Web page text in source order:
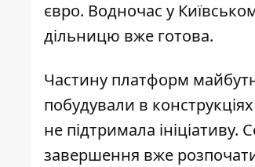
євро. Водночас у
дільницю вже готова.
Частину платформ
побудували в
не підтримала ініціативу.
завершення вже